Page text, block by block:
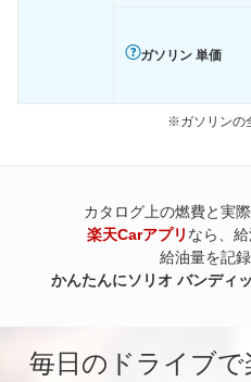
ガソリン 単価
※ガソリンの
カタログ上の燃費と実
楽天Carアプリ なら、
給油量を記
かんたんにソリオ バンディ
毎日のドライブ